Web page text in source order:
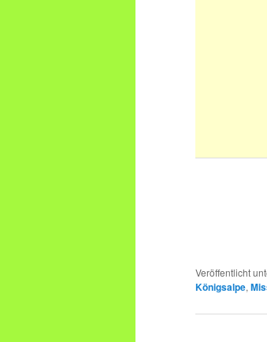
Veröffentlicht
Königsalpe,